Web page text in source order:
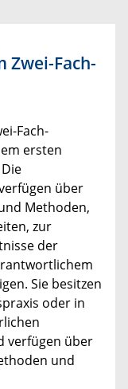
Zwei-Fach-
Fach-
ersten
über
Methoden,
zur
der
Sie besitzen
oder in
verfügen über
und